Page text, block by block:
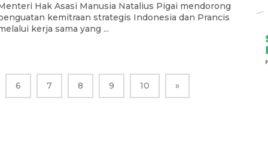
Hak Asasi Manusia Natalius Pigai mendorong
kemitraan strategis Indonesia dan Prancis
kerja sama yang ...
6 7 8 9 10 »